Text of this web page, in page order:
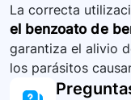
La correcta
el benzoato de
garantiza el alivio
los parásitos